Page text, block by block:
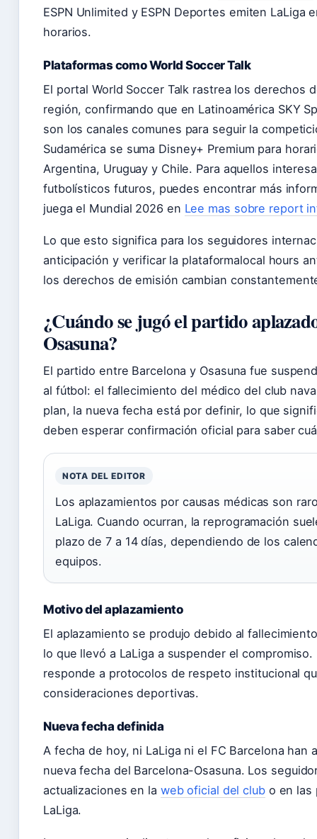
ESPN Unlimited y ESPN Deportes emiten LaLiga
horarios.
Plataformas como World Soccer Talk
El portal World Soccer Talk rastrea los derechos
región, confirmando que en Latinoamérica SKY
son los canales comunes para seguir la
Sudamérica se suma Disney+ Premium para
Argentina, Uruguay y Chile. Para aquellos
futbolísticos futuros, puedes encontrar más
juega el Mundial 2026 en Lee mas sobre report
Lo que esto significa para los seguidores
anticipación y verificar la plataformalocal hours
los derechos de emisión cambian
¿Cuándo se jugó el partido
Osasuna?
El partido entre Barcelona y Osasuna fue
al fútbol: el fallecimiento del médico del club
plan, la nueva fecha está por definir, lo que
deben esperar confirmación oficial para saber
NOTA DEL EDITOR
Los aplazamientos por causas médicas son
LaLiga. Cuando ocurran, la reprogramación
plazo de 7 a 14 días, dependiendo de los
equipos.
Motivo del aplazamiento
El aplazamiento se produjo debido al
lo que llevó a LaLiga a suspender el
responde a protocolos de respeto institucional
consideraciones deportivas.
Nueva fecha definida
A fecha de hoy, ni LaLiga ni el FC Barcelona han
nueva fecha del Barcelona-Osasuna. Los
actualizaciones en la web oficial del clubo en las
LaLiga.